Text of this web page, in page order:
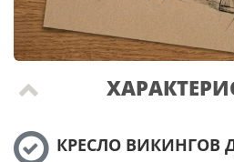
КРЕСЛО ВИКИНГОВ